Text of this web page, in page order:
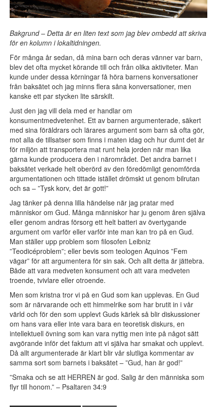
Bakgrund – Detta är en liten text som jag blev ombedd att skriva
för en kolumn i lokaltidningen.
För många år sedan, då mina barn och deras vänner var barn,
blev det ofta mycket körande till och från olika aktiviteter. Man
kunde under dessa körningar få höra barnens konversationer
från baksätet och jag minns flera såna konversationer, men
kanske ett par stycken lite särskilt.
Just den jag vill dela med er handlar om
konsumentmedvetenhet. Ett av barnen argumenterade, säkert
med sina föräldrars och lärares argument som barn så ofta gör,
mot alla de tillsatser som finns i maten idag och hur dumt det är
för miljön att transportera mat runt hela jorden när man lika
gärna kunde producera den i närområdet. Det andra barnet i
baksätet verkade helt oberörd av den föredömligt genomförda
argumentationen och tittade istället drömskt ut genom bilrutan
och sa – ”Tysk korv, det är gott!”
Jag tänker på denna lilla händelse när jag pratar med
människor om Gud. Många människor har ju genom åren själva
eller genom andras försorg ett helt batteri av övertygande
argument om varför eller varför inte man kan tro på en Gud.
Man ställer upp problem som filosofen Leibniz
”Teodicéproblem”; eller bevis som teologen Aquinos ”Fem
vägar” för att argumentera för sin sak. Och allt detta är jättebra.
Både att vara medveten konsument och att vara medveten
troende, tvivlare eller otroende.
Men som kristna tror vi på en Gud som kan upplevas. En Gud
som är närvarande och ett himmelrike som har brutit in i vår
värld och för den som upplevt Guds kärlek så blir diskussioner
om hans vara eller inte vara bara en teoretisk diskurs, en
intellektuell övning som kan vara nyttig men inte på något sätt
avgörande inför det faktum att vi själva har smakat och upplevt.
Då allt argumenterade är klart blir vår slutliga kommentar av
samma sort som barnets i baksätet – ”Gud, han är god!”
”Smaka och se att HERREN är god. Salig är den människa som
flyr till honom.” – Psaltaren 34:9